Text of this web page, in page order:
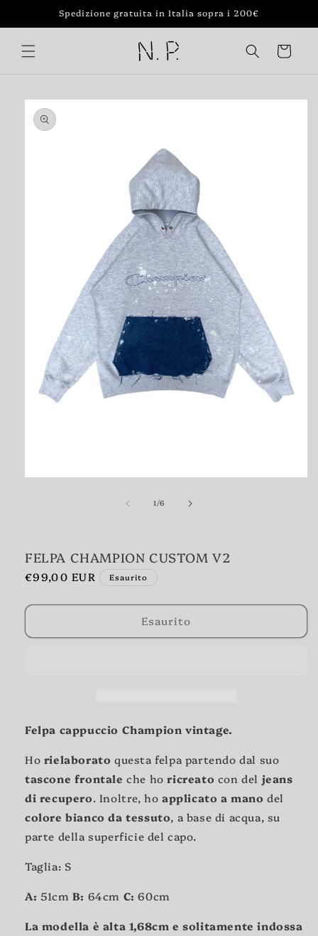
direttamente
ai contenuti
Spedizione gratuita in Italia sopra i 200€
Carrello
Passa alle
informazioni
sul prodotto
multimediali
1/su
6
FELPA CHAMPION CUSTOM V2
Prezzo
listino
€99,00 EUR Esaurito
Esaurito
Felpa cappuccio Champion vintage.
Ho rielaborato questa felpa partendo dal suo
tascone frontale che horicreato con del jeans
di recupero. Inoltre, hoapplicato a mano del
colore bianco da tessuto, a base di acqua, su
parte della superficie del capo.
Taglia: S
A: 51cm B: 64cm C: 60cm
La modella è alta 1,68cm e solitamente indossa